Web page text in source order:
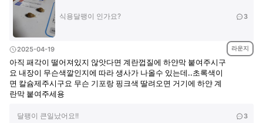
식용달팽이 인가요? 3
2025-04-19 라운지
아직 패각이 떨어져있지 않앗다면 계란껍질에 하얀막 붙여주시구
요 내장이 무슨색깔인지에 따라 생사가 나올수 있는데..초록색이
면 칼슘제주시구요 무슨 기포랑 핑크색 딸려오면 거기에 하얀 계
란막 붙여주세용
달팽이 큰일났어요!! 3